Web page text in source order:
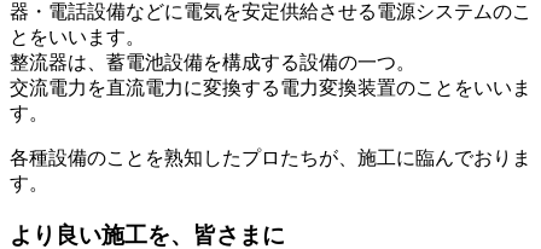
器・電話設備などに電気を安定供給させる電源システムのこ
とをいいます。
整流器は、蓄電池設備を構成する設備の一つ。
交流電力を直流電力に変換する電力変換装置のことをいいま
す。
各種設備のことを熟知したプロたちが、施工に臨んでおりま
す。
より良い施工を、皆さまに